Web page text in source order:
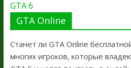
GTA 6
GTA Online
Станет ли GTA Online
многих игроков, которые